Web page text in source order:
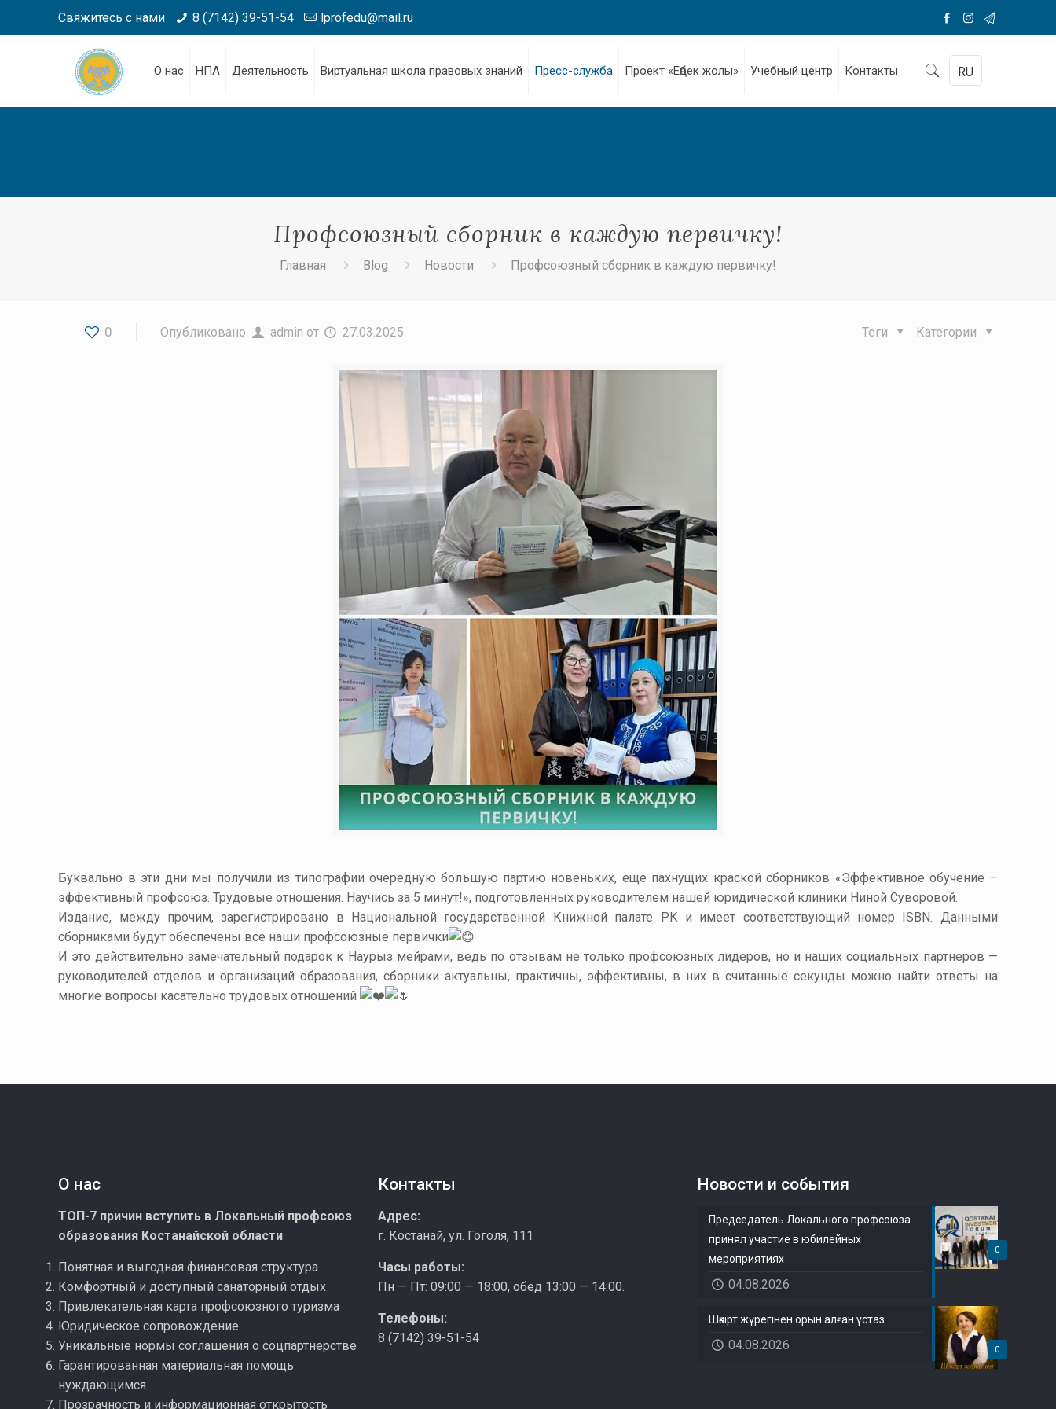
Свяжитесь с нами 8 (7142) 39-51-54 lprofedu@mail.ru
О нас НПА Деятельность Виртуальная школа правовых знаний Пресс-служба Проект «Еңбек жолы» Учебный центр Контакты RU
Профсоюзный сборник в каждую первичку!
Главная Blog Новости Профсоюзный сборник в каждую первичку!
0 Опубликовано admin от 27.03.2025 Категории
Теги
Буквально в эти дни мы получили из типографии очередную большую партию новеньких, еще пахнущих краскойсборников «Эффективное обучение –
эффективный профсоюз. Трудовые отношения. Научись за 5 минут!», подготовленных руководителем нашей юридической клиники НинойСуворовой.
Издание, между прочим,зарегистрировано в Национальной государственной Книжной палате РК и имеет соответствующий номер ISBN. Данными
сборниками будут обеспечены все наши профсоюзные первички
И это действительно замечательный подарок к Наурыз мейрами, ведь по отзывам не только профсоюзных лидеров, но и наших социальных партнеров —
руководителей отделов и организаций образования, сборникиактуальны, практичны, эффективны, в них в считанные секунды можно найти ответы на
многие вопросы касательно трудовых отношений
О нас
ТОП-7 причин вступить в Локальный профсоюз
образования Костанайской области
Понятная и выгодная финансовая структура
Комфортный и доступный санаторный отдых
Привлекательная карта профсоюзного туризма
Юридическое сопровождение
Уникальные нормы соглашения о соцпартнерстве
Гарантированная материальная помощь
нуждающимся
Прозрачность и информационная открытость
Контакты
Адрес:
г. Костанай, ул. Гоголя, 111
Часы работы:
Пн — Пт: 09:00 — 18:00, обед 13:00 — 14:00.
Телефоны:
8 (7142) 39-51-54
Новости и события
0
Председатель Локального профсоюза
принял участие в юбилейных
мероприятиях
04.08.2026
0
Шәкірт жүрегінен орын алған ұстаз
04.08.2026